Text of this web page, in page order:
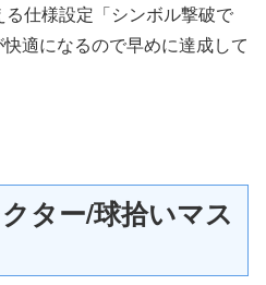
仕様設定「シンボル撃破で
適になるので早めに達成して
ター/球拾いマス